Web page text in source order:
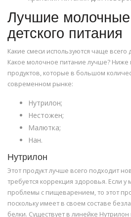
Лучшие
детского питания
Какие смеси используются чаще
Какое молочное питание лучше? Ниже
продуктов, которые в большом
современном рынке:
Нутрилон;
Нестожен;
Малютка;
Нан.
Нутрилон
Этот продукт лучше всего подходит
требуется коррекция здоровья. Если
проблемы с пищеварением, то этот
поскольку имеет в своем составе
белки. Существует в линейке